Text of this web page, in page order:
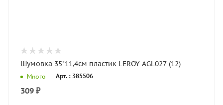
Шумовка 35*11,4см пластик LEROY AGL027 (12)
Много Арт. : 385506
309 ₽